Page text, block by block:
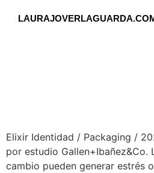
Elixir Identidad / Packaging /
por estudio Gallen+Ibañez&Co.
cambio pueden generar estrés